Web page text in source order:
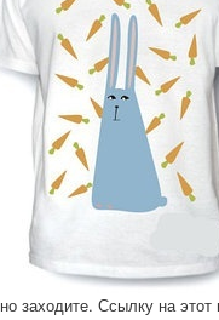
заходите. Ссылку на этот